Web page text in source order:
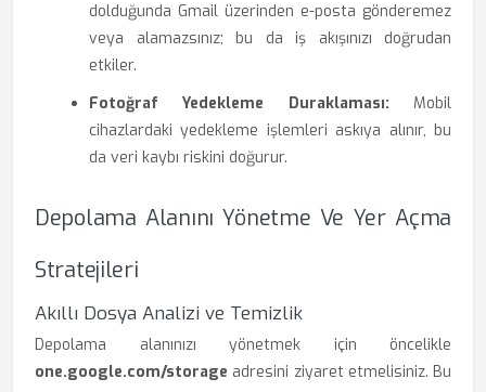
dolduğunda Gmail üzerinden e-posta gönderemez
veya alamazsınız; bu da iş akışınızı doğrudan
etkiler.
Fotoğraf Yedekleme Duraklaması: Mobil
cihazlardaki yedekleme işlemleri askıya alınır, bu
da veri kaybı riskini doğurur.
Depolama Alanını Yönetme Ve Yer Açma
Stratejileri
Akıllı Dosya Analizi ve Temizlik
Depolama alanınızı yönetmek için öncelikle
one.google.com/storage adresini ziyaret etmelisiniz. Bu